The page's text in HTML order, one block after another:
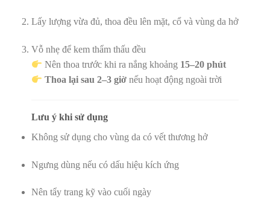
Lấy lượng vừa đủ, thoa đều lên mặt, cổ và vùng da hở
Vỗ nhẹ để kem thẩm thấu đều
Nên thoa trước khi ra nắng khoảng 15–20 phút
Thoa lại sau 2–3 giờ nếu hoạt động ngoài trời
Lưu ý khi sử dụng
Không sử dụng cho vùng da có vết thương hở
Ngưng dùng nếu có dấu hiệu kích ứng
Nên tẩy trang kỹ vào cuối ngày